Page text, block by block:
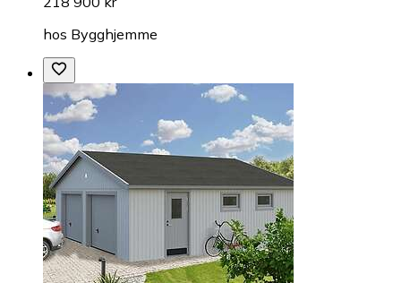
hos Bygghjemme